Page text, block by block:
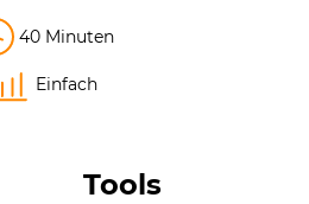
40 Minuten
Einfach
Tools